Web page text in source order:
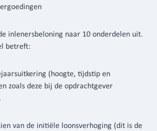
inlenersbeloning naar 10 onderdelen uit.
betreft:
(hoogte, tijdstip en
zoals deze bij de opdrachtgever
van de initiële loonsverhoging (dit is de